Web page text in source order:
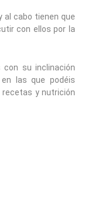
al cabo tienen que
con ellos por la
su inclinación
en las que podéis
recetas y nutrición